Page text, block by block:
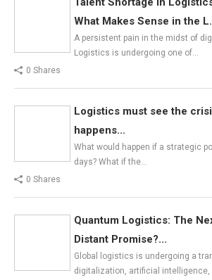
What Makes Sense in the
A persistent pain in the midst of
Logistics is undergoing one of…
0 Shares
Logistics must see the
happens...
What would happen if a strategic
days? What if the…
0 Shares
Quantum Logistics: The
Distant Promise?...
Global logistics is undergoing a
digitalization, artificial intelligence,